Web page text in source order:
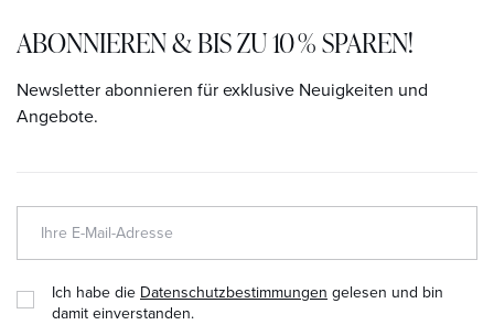
ABONNIEREN & BIS ZU 10 % SPAREN!
Newsletter abonnieren für exklusive Neuigkeiten und
Angebote.
Ich habe die Datenschutzbestimmungen gelesen und bin
damit einverstanden.